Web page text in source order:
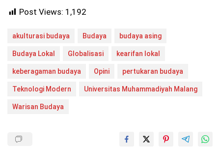
Post Views: 1,192
akulturasi budaya Budaya budaya asing
Budaya Lokal Globalisasi kearifan lokal
keberagaman budaya Opini pertukaran budaya
Teknologi Modern Universitas Muhammadiyah Malang
Warisan Budaya